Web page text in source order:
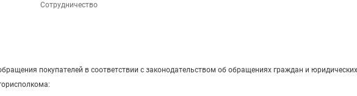
Сотрудничество
покупателей в соответствии с законодательством об обращениях граждан и